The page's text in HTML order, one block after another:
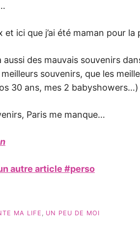
et ici que j’ai été maman pour
aussi des mauvais souvenirs
souvenirs, que les
30 ans, mes 2
Paris me manque…
autre article #perso
MA LIFE UN PEU DE MOI